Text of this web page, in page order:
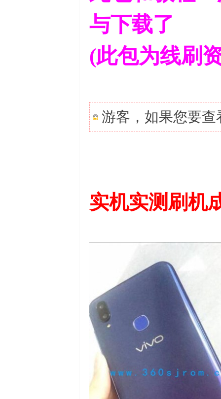
›
与下载了
(此包为线刷
游客，如果您要
实机实测刷机